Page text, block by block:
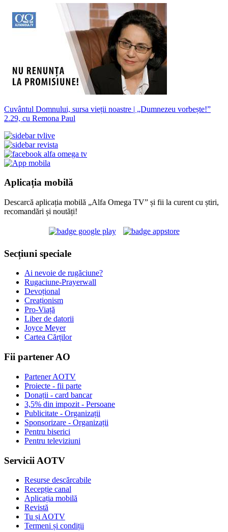
Cuvântul Domnului, sursa vieții noastre | „Dumnezeu vorbește!”
2.29, cu Remona Paul
Aplicația mobilă
Descarcă aplicația mobilă „Alfa Omega TV” și fii la curent cu știri,
recomandări și noutăți!
Secțiuni speciale
Ai nevoie de rugăciune?
Rugaciune-Prayerwall
Devoțional
Creaționism
Pro-Viață
Liber de datorii
Joyce Meyer
Cartea Cărților
Fii partener AO
Partener AOTV
Proiecte - fii parte
Donații - card bancar
3,5% din impozit - Persoane
Publicitate - Organizații
Sponsorizare - Organizații
Pentru biserici
Pentru televiziuni
Servicii AOTV
Resurse descărcabile
Recepție canal
Aplicația mobilă
Revistă
Tu și AOTV
Termeni și condiții